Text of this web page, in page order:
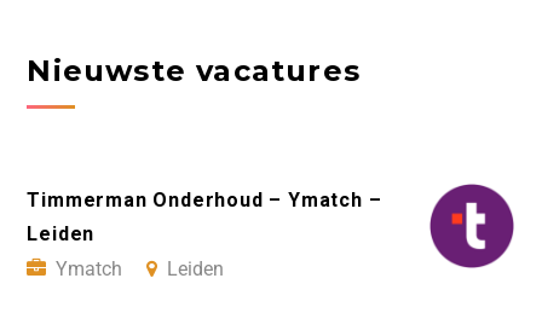
Nieuwste vacatures
Timmerman Onderhoud – Ymatch –
Leiden
Ymatch
Leiden